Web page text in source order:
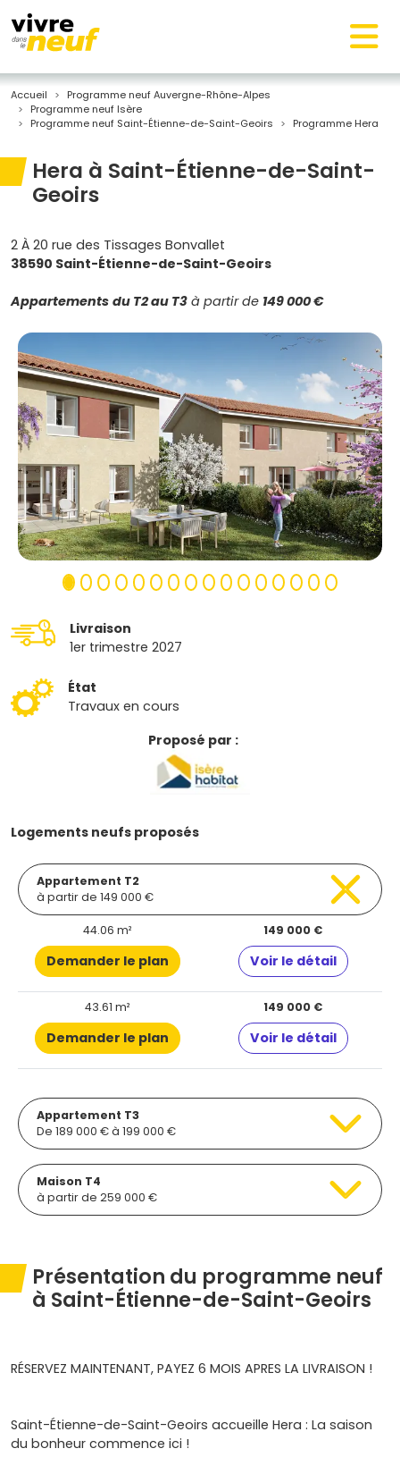
Accueil
Programme neuf Auvergne-Rhône-Alpes
Programme neuf Isère
Programme neuf Saint-Étienne-de-Saint-Geoirs
Programme Hera
Hera à Saint-Étienne-de-Saint-
Geoirs
2 À 20 rue des Tissages Bonvallet
38590 Saint-Étienne-de-Saint-Geoirs
Appartements du T2 au T3 à partir de 149 000 €
Livraison
1er trimestre 2027
État
Travaux en cours
Proposé par :
Logements neufs proposés
Appartement T2
à partir de 149 000 €
44.06 m² 149 000 €
Demander le plan Voir le détail
43.61 m² 149 000 €
Demander le plan Voir le détail
Appartement T3
De 189 000 € à 199 000 €
Maison T4
à partir de 259 000 €
Présentation du programme neuf
à Saint-Étienne-de-Saint-Geoirs
RÉSERVEZ MAINTENANT, PAYEZ 6 MOIS APRES LA LIVRAISON !
Saint-Étienne-de-Saint-Geoirs accueille Hera : La saison
du bonheur commence ici !